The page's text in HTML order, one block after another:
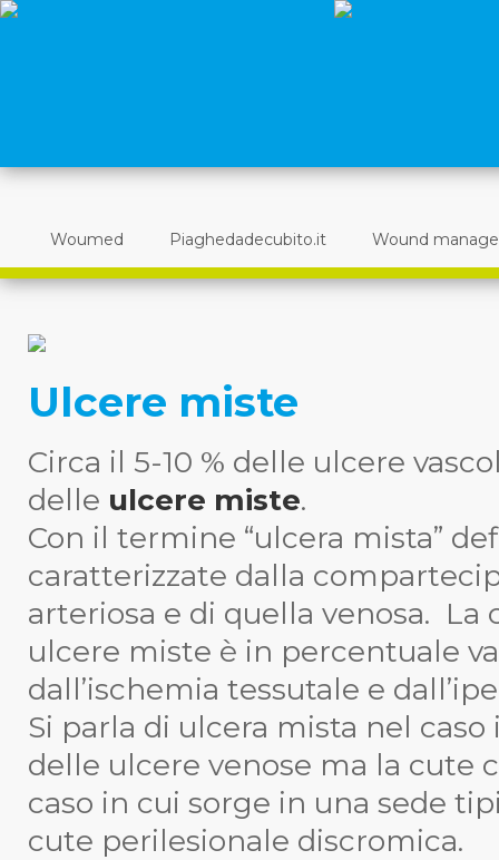
Woumed Piaghedadecubito.it Wound
Ulcere miste
Circa il 5-10 % delle ulcere
delle ulcere miste.
Con il termine “ulcera mista”
caratterizzate dalla
arteriosa e di quella venosa.
ulcere miste è in percentuale
dall’ischemia tessutale e
Si parla di ulcera mista nel
delle ulcere venose ma la cute
caso in cui sorge in una sede
cute perilesionale discromica.